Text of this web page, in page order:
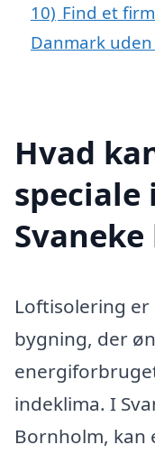
10) Find et
Danmark
Hvad
Loftisolering er
bygning, der
indeklima. I
Bornholm, kan